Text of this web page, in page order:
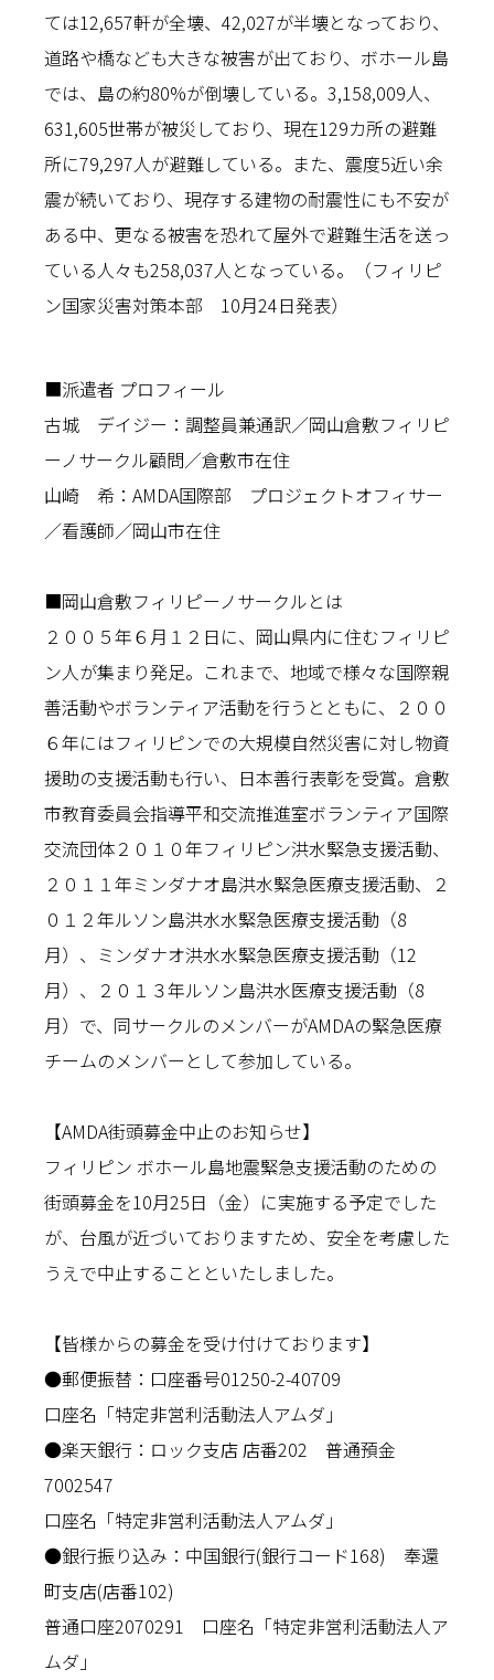
ては12,657軒が全壊、42,027が半壊となっており、
道路や橋なども大きな被害が出ており、ボホール島
では、島の約80%が倒壊している。3,158,009人、
631,605世帯が被災しており、現在129カ所の避難
所に79,297人が避難している。また、震度5近い余
震が続いており、現存する建物の耐震性にも不安が
ある中、更なる被害を恐れて屋外で避難生活を送っ
ている人々も258,037人となっている。（フィリピ
ン国家災害対策本部 10月24日発表）
■派遣者 プロフィール
古城 デイジー：調整員兼通訳／岡山倉敷フィリピ
ーノサークル顧問／倉敷市在住
山崎 希：AMDA国際部 プロジェクトオフィサー
／看護師／岡山市在住
■岡山倉敷フィリピーノサークルとは
２００５年６月１２日に、岡山県内に住むフィリピ
ン人が集まり発足。これまで、地域で様々な国際親
善活動やボランティア活動を行うとともに、２００
６年にはフィリピンでの大規模自然災害に対し物資
援助の支援活動も行い、日本善行表彰を受賞。倉敷
市教育委員会指導平和交流推進室ボランティア国際
交流団体２０１０年フィリピン洪水緊急支援活動、
２０１１年ミンダナオ島洪水緊急医療支援活動、２
０１２年ルソン島洪水水緊急医療支援活動（8
月）、ミンダナオ洪水水緊急医療支援活動（12
月）、２０１３年ルソン島洪水医療支援活動（8
月）で、同サークルのメンバーがAMDAの緊急医療
チームのメンバーとして参加している。
【AMDA街頭募金中止のお知らせ】
フィリピン ボホール島地震緊急支援活動のための
街頭募金を10月25日（金）に実施する予定でした
が、台風が近づいておりますため、安全を考慮した
うえで中止することといたしました。
【皆様からの募金を受け付けております】
●郵便振替：口座番号01250-2-40709
口座名「特定非営利活動法人アムダ」
●楽天銀行：ロック支店 店番202 普通預金
7002547
口座名「特定非営利活動法人アムダ」
●銀行振り込み：中国銀行(銀行コード168) 奉還
町支店(店番102)
普通口座2070291 口座名「特定非営利活動法人ア
ムダ」